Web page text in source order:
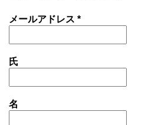
メールアドレス *
氏
名